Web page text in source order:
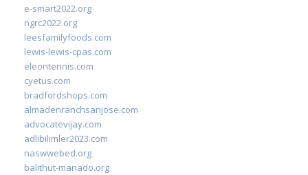
e-smart2022.org
ngrc2022.org
leesfamilyfoods.com
lewis-lewis-cpas.com
eleontennis.com
cyetus.com
bradfordshops.com
almadenranchsanjose.com
advocatevijay.com
adlibilimler2023.com
naswwebed.org
balithut-manado.org